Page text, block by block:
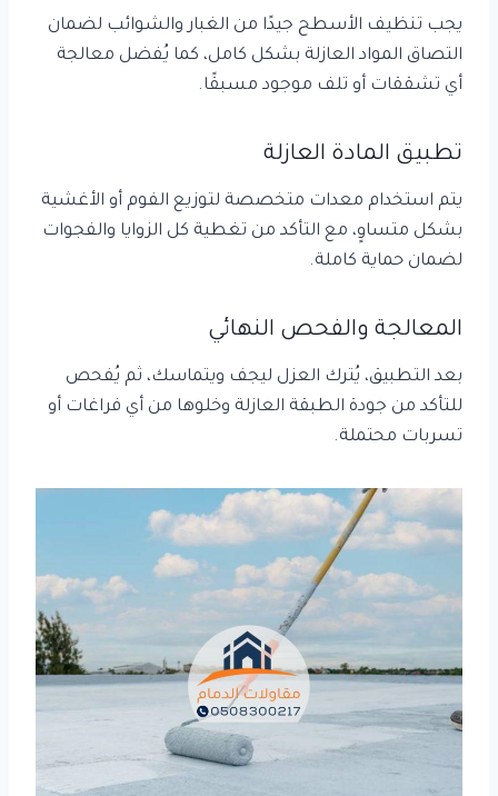
يجب تنظيف الأسطح جيدًا من الغبار والشوائب لضمان
التصاق المواد العازلة بشكل كامل، كما يُفضل معالجة
أي تشققات أو تلف موجود مسبقًا.
تطبيق المادة العازلة
يتم استخدام معدات متخصصة لتوزيع الفوم أو الأغشية
بشكل متساوٍ، مع التأكد من تغطية كل الزوايا والفجوات
لضمان حماية كاملة.
المعالجة والفحص النهائي
بعد التطبيق، يُترك العزل ليجف ويتماسك، ثم يُفحص
للتأكد من جودة الطبقة العازلة وخلوها من أي فراغات أو
تسربات محتملة.